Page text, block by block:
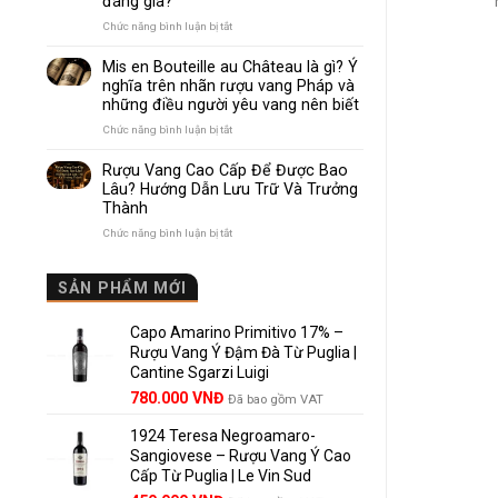
10
Điểm
So
Dễ
Cho
Người
Chức năng bình luận bị tắtở
Lalande
de
Pomerol:
nhau
và
chọn
đáng
giá?
Mis en Bouteille au Château là gì? Ý
nghĩa trên nhãn rượu vang Pháp và
những điều người yêu vang nên biết
Chức năng bình luận bị tắtở
en
Bouteille
au
rượu
vang
Pháp
và
những
yêu
vang
nên
Rượu Vang Cao Cấp Để Được Bao
Lâu? Hướng Dẫn Lưu Trữ Và Trưởng
Thành
Chức năng bình luận bị tắtở
Được
Bao
Lâu?
Hướng
Dẫn
Trữ
Và
Trưởng
Thành
SẢN PHẨM MỚI
Capo Amarino Primitivo 17% –
Rượu Vang Ý Đậm Đà Từ Puglia |
Cantine Sgarzi Luigi
Giá
là:
858.000 VNĐ.
780.000 VNĐGiá
tại
là:
780.000 VNĐ.
Đã bao gồm VAT
1924 Teresa Negroamaro-
Sangiovese – Rượu Vang Ý Cao
Cấp Từ Puglia | Le Vin Sud